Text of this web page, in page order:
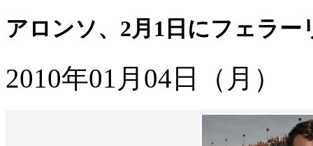
アロンソ、2月1日にフェラ
2010年01月04日（月）